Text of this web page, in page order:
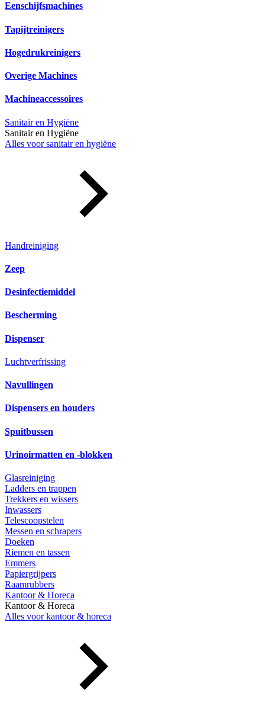
Eenschijfsmachines
Tapijtreinigers
Hogedrukreinigers
Overige Machines
Machineaccessoires
Sanitair en Hygiëne
Sanitair en Hygiëne
Alles voor sanitair en hygiëne
Handreiniging
Zeep
Desinfectiemiddel
Bescherming
Dispenser
Luchtverfrissing
Navullingen
Dispensers en houders
Spuitbussen
Urinoirmatten en -blokken
Glasreiniging
Ladders en trappen
Trekkers en wissers
Inwassers
Telescoopstelen
Messen en schrapers
Doeken
Riemen en tassen
Emmers
Papiergrijpers
Raamrubbers
Kantoor & Horeca
Kantoor & Horeca
Alles voor kantoor & horeca